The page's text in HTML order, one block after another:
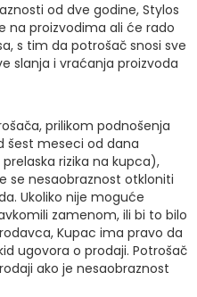
od dve godine, Stylos
na proizvodima ali će rado
s tim da potrošač snosi sve
slanja i vraćanja proizvoda
prilikom podnošenja
šest meseci od dana
rizika na kupca),
se nesaobraznost otkloniti
Ukoliko nije moguće
zamenom, ili bi to bilo
Kupac ima pravo da
ugovora o prodaji. Potrošač
ako je nesaobraznost